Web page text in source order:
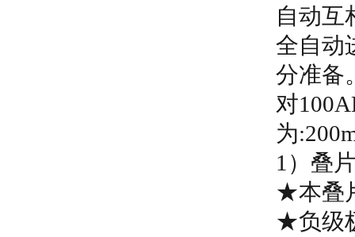
自动互
全自动
分准备
对
为
1）叠
★本叠
★负级